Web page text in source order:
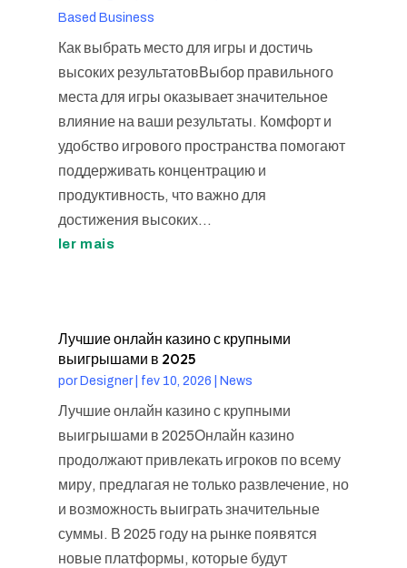
Based Business
Как выбрать место для игры и достичь
высоких результатовВыбор правильного
места для игры оказывает значительное
влияние на ваши результаты. Комфорт и
удобство игрового пространства помогают
поддерживать концентрацию и
продуктивность, что важно для
достижения высоких...
ler mais
Лучшие онлайн казино с крупными
выигрышами в 2025
por Designer| fev 10, 2026 News
Лучшие онлайн казино с крупными
выигрышами в 2025Онлайн казино
продолжают привлекать игроков по всему
миру, предлагая не только развлечение, но
и возможность выиграть значительные
суммы. В 2025 году на рынке появятся
новые платформы, которые будут